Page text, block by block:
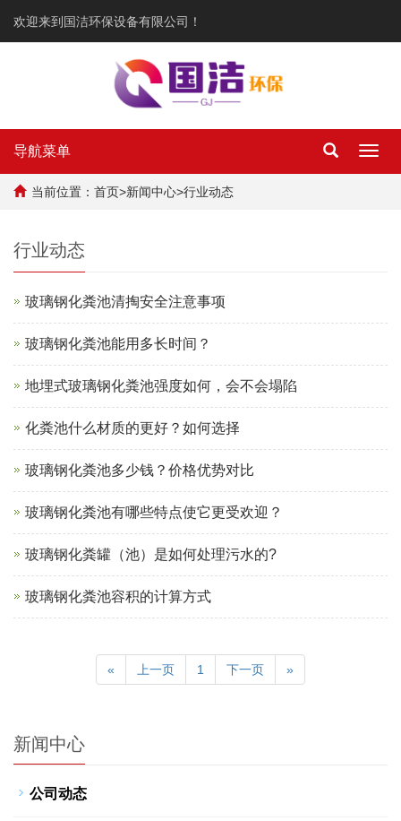
欢迎来到国洁环保设备有限公司！
导航菜单
当前位置： 首页>新闻中心>行业动态
行业动态
玻璃钢化粪池清掏安全注意事项
玻璃钢化粪池能用多长时间？
地埋式玻璃钢化粪池强度如何，会不会塌陷
化粪池什么材质的更好？如何选择
玻璃钢化粪池多少钱？价格优势对比
玻璃钢化粪池有哪些特点使它更受欢迎？
玻璃钢化粪罐（池）是如何处理污水的?
玻璃钢化粪池容积的计算方式
« 上一页 1 下一页 »
新闻中心
公司动态